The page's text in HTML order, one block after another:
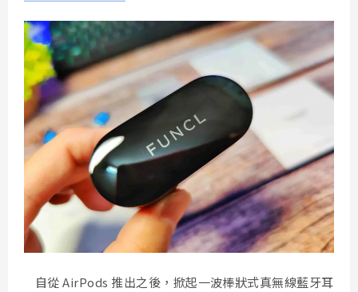
自從 AirPods 推出之後，掀起一波棒狀式真無線藍牙耳